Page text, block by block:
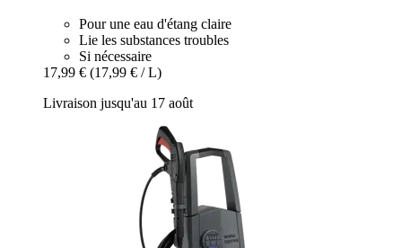
Pour une eau d'étang claire
Lie les substances troubles
Si nécessaire
17,99 € (17,99 € / L)
Livraison jusqu'au 17 août